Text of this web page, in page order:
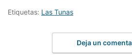
Etiquetas: Las Tunas
Deja un